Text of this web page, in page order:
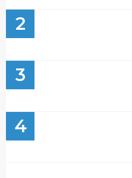
2
3
4